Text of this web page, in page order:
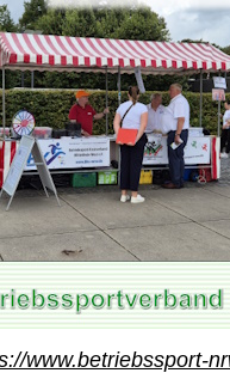
www.betriebssport-